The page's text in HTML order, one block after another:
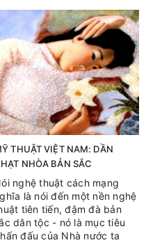
THUẬT VIỆT NAM: DẦN
NHÒA BẢN SẮC
nghệ thuật cách mạng
là nói đến một nền nghệ
tiên tiến, đậm đà bản
dân tộc - nó là mục tiêu
đấu của Nhà nước ta